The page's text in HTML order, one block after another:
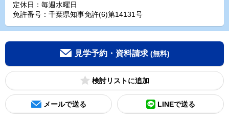
定休日：毎週水曜日
免許番号：千葉県知事免許(6)第14131号
見学予約・資料請求 (無料)
検討リスト
メールで送る LINEで送る